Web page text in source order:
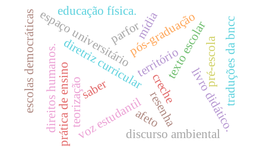
resenha
território
diretriz curricular
prática de ensino
texto escolar
espaço universitáriopós-graduação
saber
discurso ambiental
mídia
livro didático.
d
i
r
e
i
t
o
s
h
u
m
a
n
o
s
.
escolas democráticas parfor
voz estudantil
educação física.
pré-escola
creche traduções da bncc
teorização afeto